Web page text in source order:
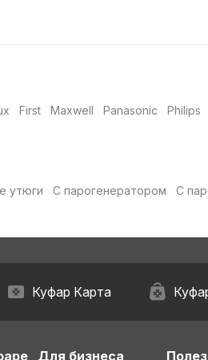
First Maxwell Panasonic Philips
утюги С парогенератором С
Куфар Карта
Для бизнеса